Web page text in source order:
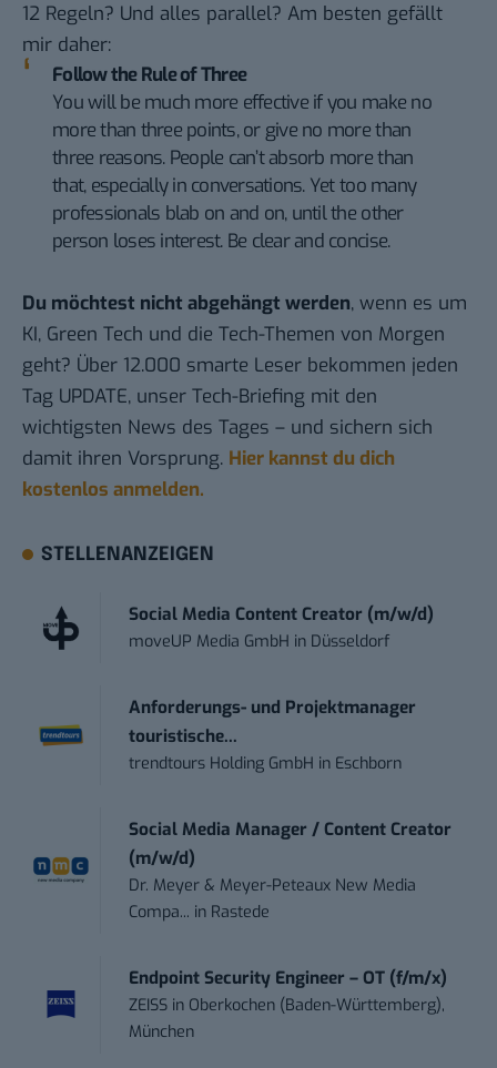
12 Regeln? Und alles parallel? Am besten gefällt
mir daher:
Follow the Rule of Three
You will be much more effective if you make no
more than three points, or give no more than
three reasons. People can’t absorb more than
that, especially in conversations. Yet too many
professionals blab on and on, until the other
person loses interest. Be clear and concise.
Du möchtest nicht abgehängt werden, wenn es um
KI, Green Tech und die Tech-Themen von Morgen
geht? Über 12.000 smarte Leser bekommen jeden
Tag UPDATE, unser Tech-Briefing mit den
wichtigsten News des Tages – und sichern sich
damit ihren Vorsprung. Hier kannst du dich
kostenlos anmelden.
STELLENANZEIGEN
Social Media Content Creator (m/w/d)
moveUP Media GmbH in Düsseldorf
Anforderungs- und Projektmanager
touristische...
trendtours Holding GmbH in Eschborn
Social Media Manager / Content Creator
(m/w/d)
Dr. Meyer & Meyer-Peteaux New Media
Compa... in Rastede
Endpoint Security Engineer – OT (f/m/x)
ZEISS in Oberkochen (Baden-Württemberg),
München